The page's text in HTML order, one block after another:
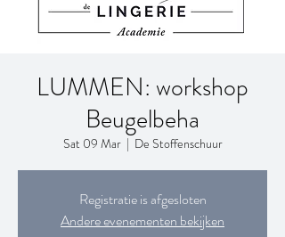
LUMMEN: workshop
Beugelbeha
Sat 09 Mar
  |
De Stoffenschuur
Registratie is afgesloten
Andere evenementen bekijken